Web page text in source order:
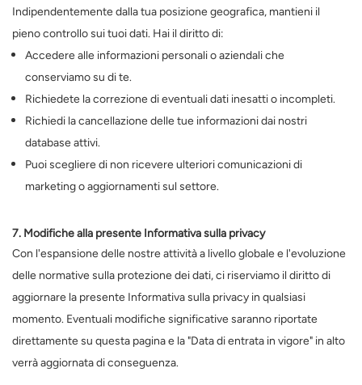
Indipendentemente dalla tua posizione geografica, mantieni il
pieno controllo sui tuoi dati. Hai il diritto di:
Accedere alle informazioni personali o aziendali che
conserviamo su di te.
Richiedete la correzione di eventuali dati inesatti o incompleti.
Richiedi la cancellazione delle tue informazioni dai nostri
database attivi.
Puoi scegliere di non ricevere ulteriori comunicazioni di
marketing o aggiornamenti sul settore.
7. Modifiche alla presente Informativa sulla privacy
Con l'espansione delle nostre attività a livello globale e l'evoluzione
delle normative sulla protezione dei dati, ci riserviamo il diritto di
aggiornare la presente Informativa sulla privacy in qualsiasi
momento. Eventuali modifiche significative saranno riportate
direttamente su questa pagina e la "Data di entrata in vigore" in alto
verrà aggiornata di conseguenza.